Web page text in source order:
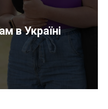
в Україні